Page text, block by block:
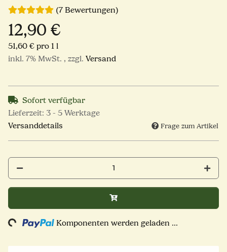
(7 Bewertungen)
12,90 €
51,60 € pro 1 l
inkl. 7% MwSt. , zzgl. Versand
Sofort verfügbar
Lieferzeit: 3 - 5 Werktage
Versanddetails
Frage zum Artikel
Komponenten werden geladen ...